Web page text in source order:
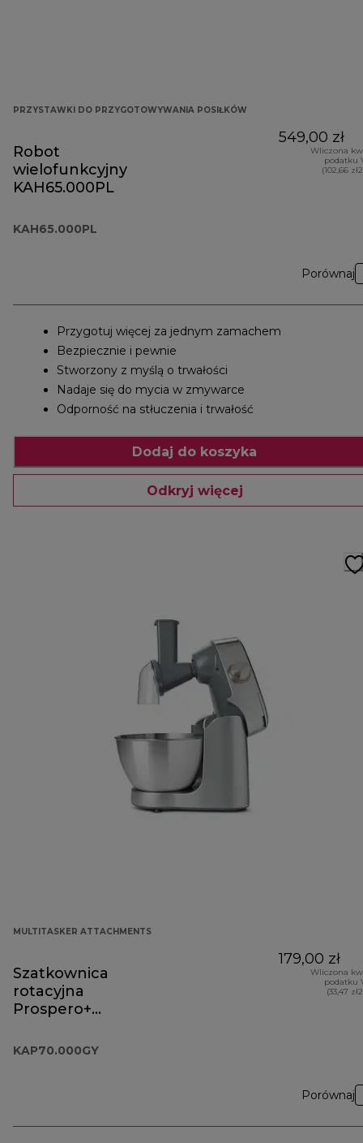
PRZYSTAWKI DO PRZYGOTOWYWANIA POSIŁKÓW
Robot
wielofunkcyjny
KAH65.000PL
KAH65.000PL
549,00 zł
Wliczona
podatku
(102,66
Porównaj
Przygotuj więcej za jednym zamachem
Bezpiecznie i pewnie
Stworzony z myślą o trwałości
Nadaje się do mycia w zmywarce
Odporność na stłuczenia i trwałość
Dodaj do koszyka
Odkryj więcej
MULTITASKER ATTACHMENTS
Szatkownica
rotacyjna
Prospero+
KAP70.000GY
179,00 zł
Wliczona
podatku
(33,47
Porównaj